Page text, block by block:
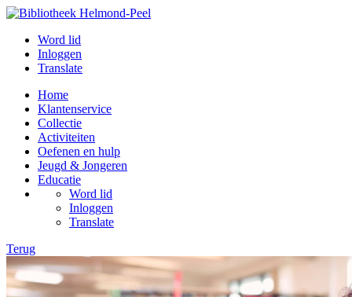
Word lid
Inloggen
Translate
Home
Klantenservice
Collectie
Activiteiten
Oefenen en hulp
Jeugd & Jongeren
Educatie
Word lid
Inloggen
Translate
Terug